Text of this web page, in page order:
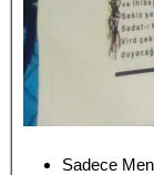
Sadece